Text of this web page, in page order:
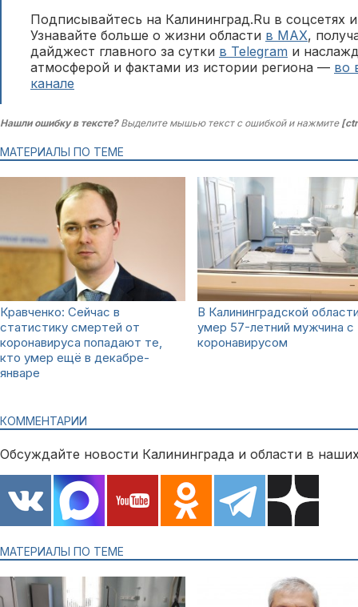
Подписывайтесь на Калининград.Ru в соцсетях
Узнавайте больше о жизни области в MAX,
дайджест главного за сутки в Telegram и
атмосферой и фактами из истории региона — во
канале
Нашли ошибку в тексте?Выделите мышью текст с ошибкой и нажмите
МАТЕРИАЛЫ ПО ТЕМЕ
Кравченко: Сейчас в
статистику смертей от
коронавируса попадают те,
кто умер ещё в декабре-
январе
В Калининградской
умер 57-летний мужчина с
коронавирусом
КОММЕНТАРИИ
Обсуждайте новости Калининграда и области в
МАТЕРИАЛЫ ПО ТЕМЕ